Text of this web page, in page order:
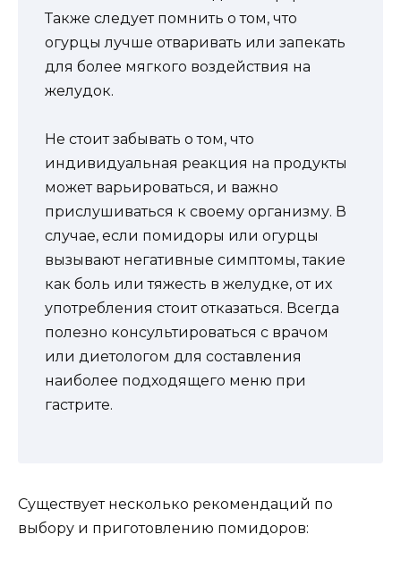
Также следует помнить о том, что
огурцы лучше отваривать или запекать
для более мягкого воздействия на
желудок.
Не стоит забывать о том, что
индивидуальная реакция на продукты
может варьироваться, и важно
прислушиваться к своему организму. В
случае, если помидоры или огурцы
вызывают негативные симптомы, такие
как боль или тяжесть в желудке, от их
употребления стоит отказаться. Всегда
полезно консультироваться с врачом
или диетологом для составления
наиболее подходящего меню при
гастрите.
Существует несколько рекомендаций по
выбору и приготовлению помидоров: